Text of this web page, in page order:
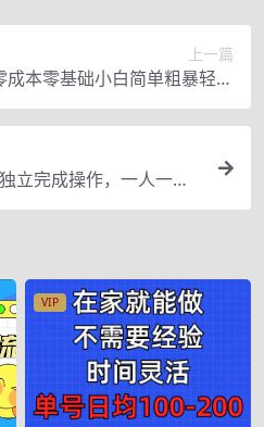
上一篇
本零基础小白简单粗暴轻松
日撸500+
立完成操作，一人一手
VIP